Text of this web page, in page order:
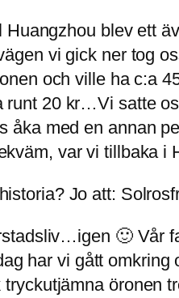
blev ett
vi gick ner tog
och ville ha c:a
20 kr…Vi satte
åka med en annan
var vi tillbaka
Jo att:
🙂 Vår
har vi gått
öronen